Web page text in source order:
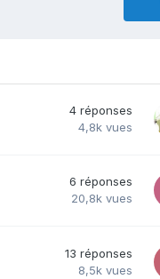
4 réponses
4,8k vues
6 réponses
20,8k vues
13 réponses
8,5k vues